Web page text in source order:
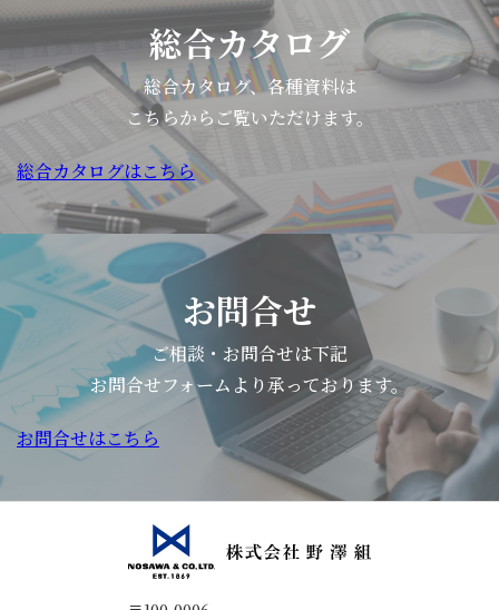
総合カタログ
総合カタログ、各種資料は
こちらからご覧いただけます。
総合カタログはこちら
お問合せ
ご相談・お問合せは下記
お問合せフォームより承っております。
お問合せはこちら